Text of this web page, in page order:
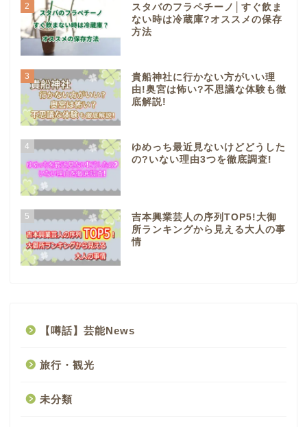
2
スタバのフラペチーノ│すぐ飲ま
ない時は冷蔵庫?オススメの保存
方法
3
貴船神社に行かない方がいい理
由!奥宮は怖い?不思議な体験も徹
底解説!
4
ゆめっち最近見ないけどどうした
の?いない理由3つを徹底調査!
5
吉本興業芸人の序列TOP5!大御
所ランキングから見える大人の事
情
【噂話】芸能News
旅行・観光
未分類